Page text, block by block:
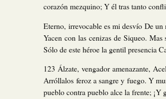
corazón mezquino; Y él tras tanto
Eterno, irrevocable es mi desvío De
Yacen con las cenizas de Siqueo.
Sólo de este héroe la gentil presencia
123 Álzate, vengador amenazante,
Arróllalos feroz a sangre y fuego. Y
pueblo contra pueblo alce la frente; ¡Y